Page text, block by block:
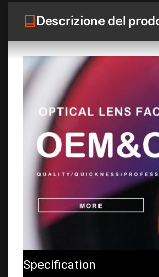
Descrizione del
Specification